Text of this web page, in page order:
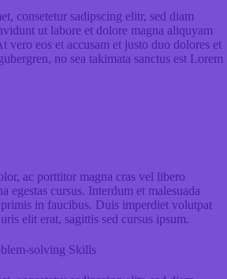
consetetur sadipscing elitr, sed diam
ut labore et dolore magna aliquyam
vero eos et accusam et justo duo dolores et
no sea takimata sanctus est Lorem
ac porttitor magna cras vel libero
egestas cursus. Interdum et malesuada
primis in faucibus. Duis imperdiet volutpat
elit erat, sagittis sed cursus ipsum.
solving Skills